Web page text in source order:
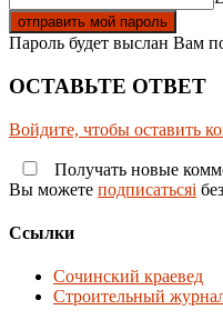
Пароль будет выслан Вам
ОСТАВЬТЕ ОТВЕТ
Войдите, чтобы оставить
Получать новые
Вы можете подписатьсяi
Ссылки
Сочинский краевед
Строительный